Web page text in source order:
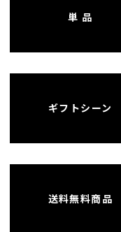
単 品
ギフトシーン
送料無料商品